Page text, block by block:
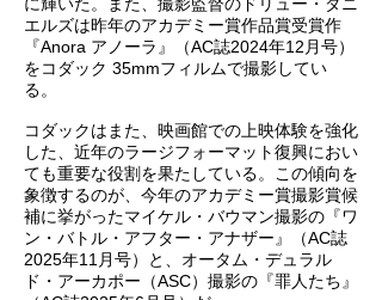
エルズは昨年のアカデミー賞作品賞受賞作
『Anora アノーラ』（AC誌2024年12月号）
をコダック 35mmフィルムで撮影してい
る。
コダックはまた、映画館での上映体験を強化
した、近年のラージフォーマット復興におい
ても重要な役割を果たしている。この傾向を
象徴するのが、今年のアカデミー賞撮影賞候
補に挙がったマイケル・バウマン撮影の『ワ
ン・バトル・アフター・アナザー』（AC誌
2025年11月号）と、オータム・デュラル
ド・アーカポー（ASC）撮影の『罪人たち』